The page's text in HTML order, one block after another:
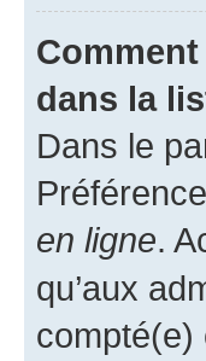
dans la
Dans le
en ligne.
qu’aux
compté(e)